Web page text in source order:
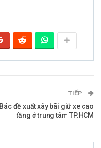
TIẾP
Bác đề xuất xây bãi giữ xe cao
tầng ở trung tâm TP.HCM